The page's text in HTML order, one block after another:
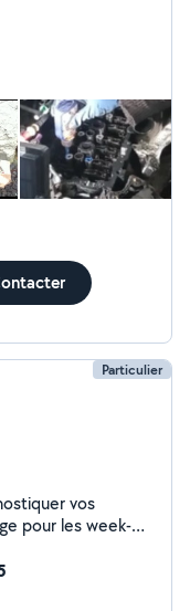
soit le voyant
ou dans
Particulier
vos